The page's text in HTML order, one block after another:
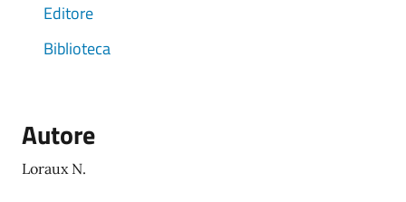
Editore
Biblioteca
Autore
Loraux N.